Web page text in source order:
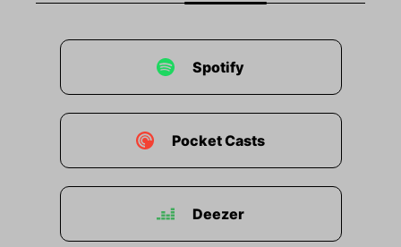
wenn man sie aufmacht.
00:00:33: Oh, Alter.
00:00:35: Boah, ich dachte schon, es wäre das
Rausheben.
00:00:40: Handschuhe?
Spotify
Pocket Casts
Deezer